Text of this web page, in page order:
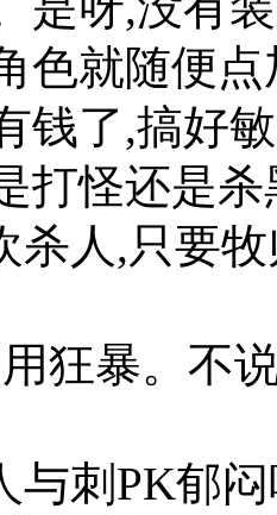
色就随便
钱了,搞好
打怪还是
杀人,只要
狂暴。不
与刺PK郁